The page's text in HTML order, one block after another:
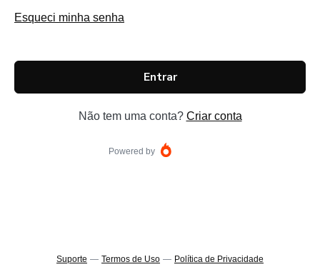
Esqueci minha senha
Entrar
Não tem uma conta? Criar conta
Powered by
Suporte — Termos de Uso — Política de Privacidade